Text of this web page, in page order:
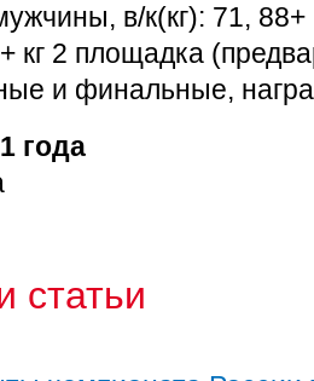
в/к(кг): 71,
кг 2 площадка (
и финальные,
года
статьи